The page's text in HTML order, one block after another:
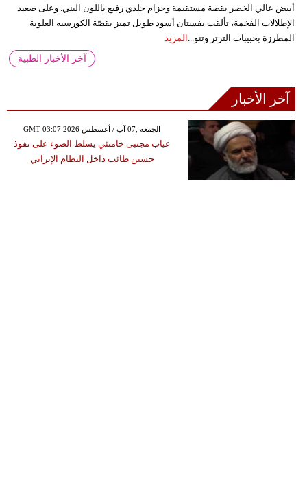
أبيض عالي الخصر بقصة مستقيمة وحزام جلدي رفيع باللون البني. وعلى صعيد
الإطلالات الفخمة، تألقت بفستان أسود طويل تميز بقصّة الكورسيه العلوية
المطرزة بحبيبات الترتر وتنو... المزيد
آخر الأخبار الطبية
آخر الأخبار
GMT 03:07 2026 الجمعة ,07 آب / أغسطس
غياب مجتبى خامنئي يسلط الضوء على نفوذ
حسين طائب داخل النظام الإيراني